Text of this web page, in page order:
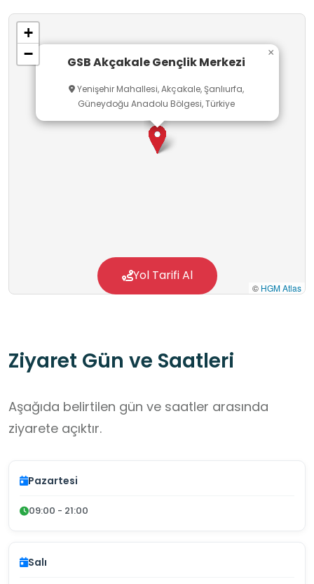
GSB Akçakale Gençlik Merkezi
Yenişehir Mahallesi, Akçakale, Şanlıurfa,
Güneydoğu Anadolu Bölgesi, Türkiye
×
+
−
© HGM Atlas
Yol Tarifi Al
Ziyaret Gün ve Saatleri
Aşağıda belirtilen gün ve saatler arasında
ziyarete açıktır.
Pazartesi
09:00 - 21:00
Salı